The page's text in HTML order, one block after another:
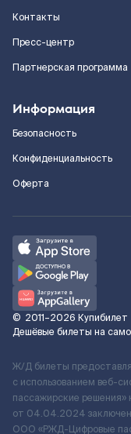
Контакты
Пресс-центр
Партнерская программа
Информация
Безопасность
Конфиденциальность
Оферта
© 2011–2026 Купибилет
Дешёвые билеты на
Ж/Д билеты
с использованием веб-
пассажирские
от 04.04.2024
ООО «РЖД-Цифровые